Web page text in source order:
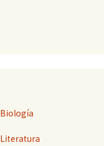
Biología
Literatura